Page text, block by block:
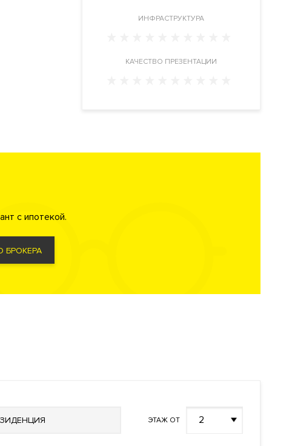
Рядом парк
ИНФРАСТРУКТУРА
КАЧЕСТВО ПРЕЗЕНТАЦИИ
с ипотекой.
БРОКЕРА
ЭТАЖ ОТ 2